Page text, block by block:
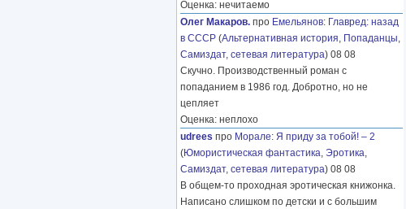
Оценка: нечитаемо
Олег Макаров. про Емельянов: Главред: назад
в СССР (Альтернативная история, Попаданцы,
Самиздат, сетевая литература) 08 08
Скучно. Производственный роман с
попаданием в 1986 год. Добротно, но не
цепляет
Оценка: неплохо
udrees про Морале: Я приду за тобой! – 2
(Юмористическая фантастика, Эротика,
Самиздат, сетевая литература) 08 08
В общем-то проходная эротическая книжонка.
Написано слишком по детски и с большим